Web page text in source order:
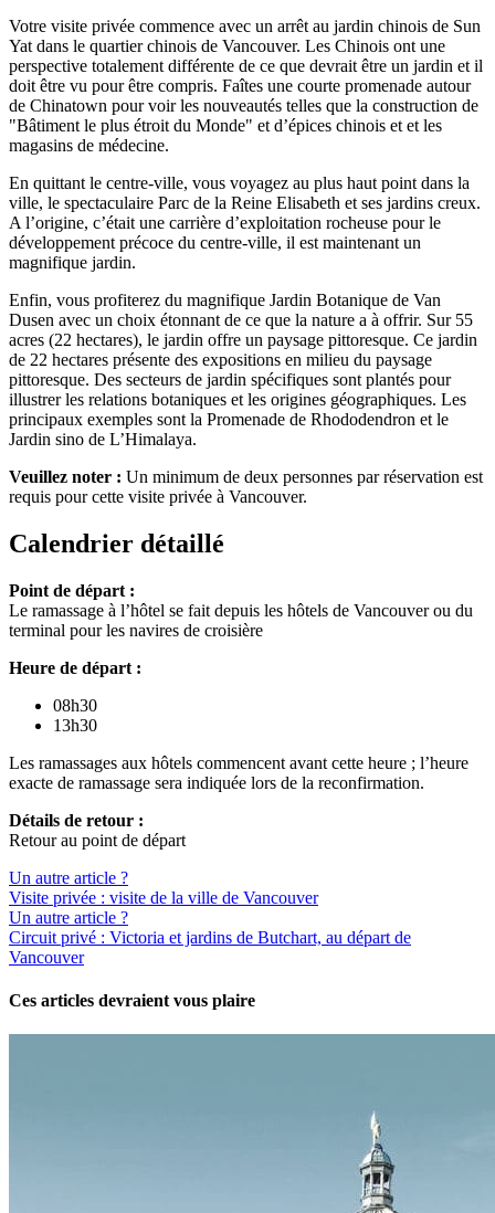
Votre visite privée commence avec un arrêt au jardin chinois de Sun
Yat dans le quartier chinois de Vancouver. Les Chinois ont une
perspective totalement différente de ce que devrait être un jardin et il
doit être vu pour être compris. Faîtes une courte promenade autour
de Chinatown pour voir les nouveautés telles que la construction de
"Bâtiment le plus étroit du Monde" et d’épices chinois et et les
magasins de médecine.
En quittant le centre-ville, vous voyagez au plus haut point dans la
ville, le spectaculaire Parc de la Reine Elisabeth et ses jardins creux.
A l’origine, c’était une carrière d’exploitation rocheuse pour le
développement précoce du centre-ville, il est maintenant un
magnifique jardin.
Enfin, vous profiterez du magnifique Jardin Botanique de Van
Dusen avec un choix étonnant de ce que la nature a à offrir. Sur 55
acres (22 hectares), le jardin offre un paysage pittoresque. Ce jardin
de 22 hectares présente des expositions en milieu du paysage
pittoresque. Des secteurs de jardin spécifiques sont plantés pour
illustrer les relations botaniques et les origines géographiques. Les
principaux exemples sont la Promenade de Rhododendron et le
Jardin sino de L’Himalaya.
Veuillez noter : Un minimum de deux personnes par réservation est
requis pour cette visite privée à Vancouver.
Calendrier détaillé
Point de départ :
Le ramassage à l’hôtel se fait depuis les hôtels de Vancouver ou du
terminal pour les navires de croisière
Heure de départ :
08h30
13h30
Les ramassages aux hôtels commencent avant cette heure ; l’heure
exacte de ramassage sera indiquée lors de la reconfirmation.
Détails de retour :
Retour au point de départ
Un autre article ?
Visite privée : visite de la ville de Vancouver
Un autre article ?
Circuit privé : Victoria et jardins de Butchart, au départ de
Vancouver
Ces articles devraient vous plaire